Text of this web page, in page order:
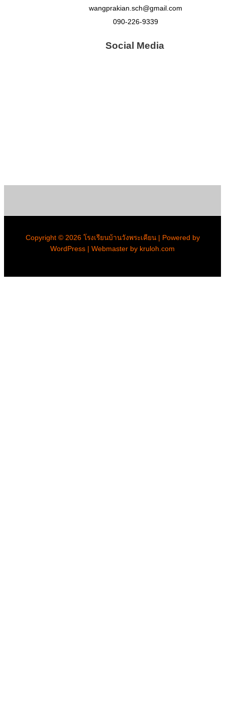
wangprakian.sch@gmail.com
090-226-9339
Social Media
Copyright © 2026 โรงเรียนบ้านวังพระเคียน | Powered by
WordPress | Webmaster by kruloh.com